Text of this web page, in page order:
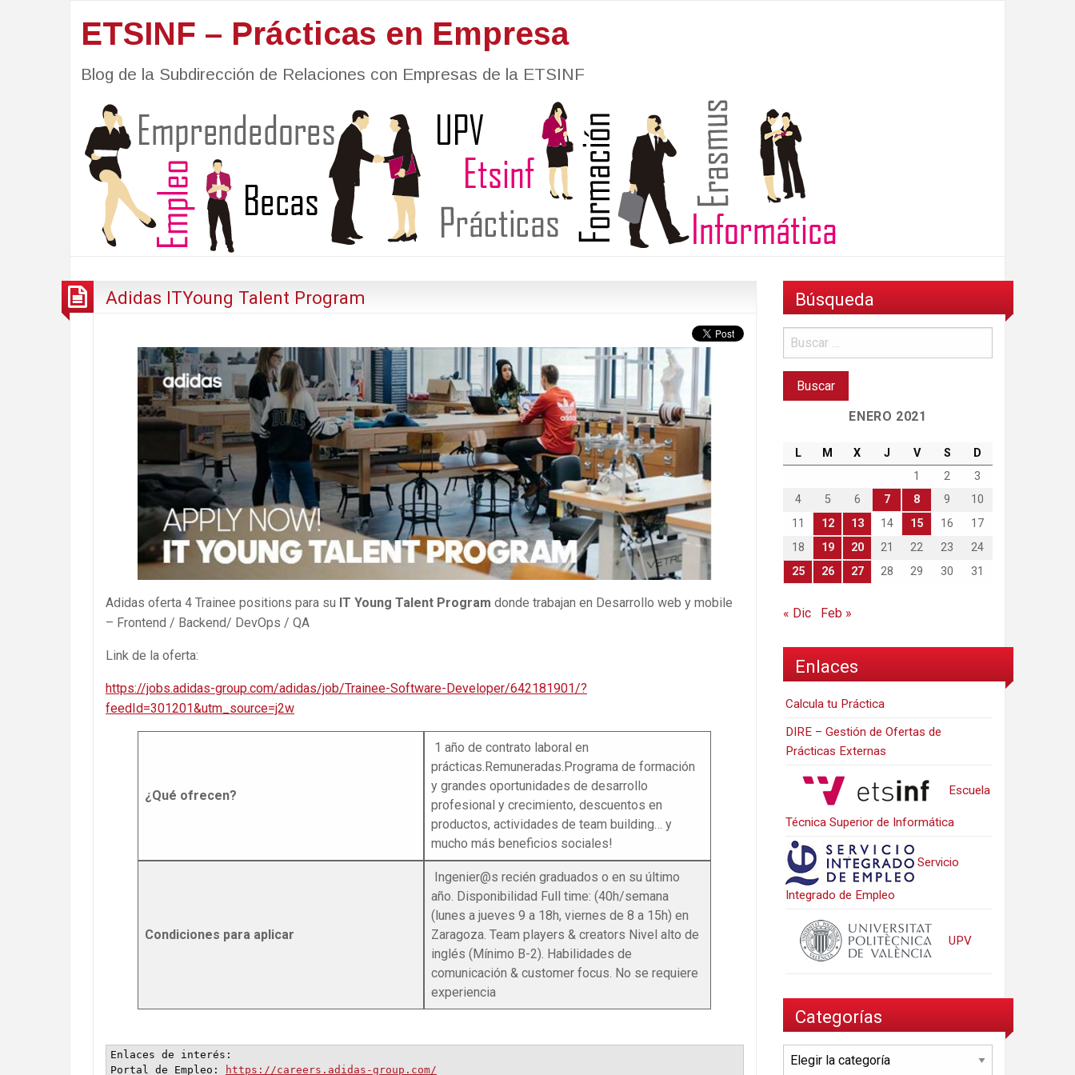
ETSINF – Prácticas en Empresa
Blog de la Subdirección de Relaciones con Empresas de la ETSINF
Adidas ITYoung Talent Program
Adidas oferta 4 Trainee positions para su IT Young Talent Program donde trabajan en Desarrollo web y mobile
– Frontend / Backend/ DevOps / QA
Link de la oferta:
https://jobs.adidas-group.com/adidas/job/Trainee-Software-Developer/642181901/?
feedId=301201&utm_source=j2w
¿Qué ofrecen?
1 año de contrato laboral en
prácticas.Remuneradas.Programa de formación
y grandes oportunidades de desarrollo
profesional y crecimiento, descuentos en
productos, actividades de team building… y
mucho más beneficios sociales!
Condiciones para aplicar
Ingenier@s recién graduados o en su último
año. Disponibilidad Full time: (40h/semana
(lunes a jueves 9 a 18h, viernes de 8 a 15h) en
Zaragoza. Team players & creators Nivel alto de
inglés (Mínimo B-2). Habilidades de
comunicación & customer focus. No se requiere
experiencia
Enlaces de interés:
Portal de Empleo:
https://careers.adidas-group.com/
Búsqueda
ENERO 2021
L M X J V S
D
1
2
3
4
5 6 7 8 9
10
11
12 13 14 15 16
17
18
19 20 21 22 23
24
25
26 27 28 29 30 31
« Dic Feb »
Enlaces
Calcula tu Práctica
DIRE – Gestión de Ofertas de
Prácticas Externas
Escuela
Técnica Superior de Informática
Servicio
Integrado de Empleo
UPV
Categorías
Categorías